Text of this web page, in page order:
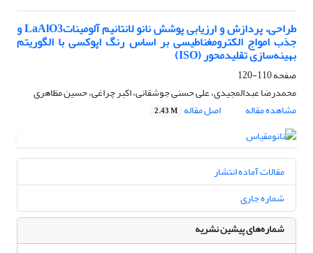
طراحی، پردازش و ارزیابی پوشش نانو لانتانیم آلومیناتLaAlO3 و
جذب امواج الکترومغناطیسی بر اساس رنگ اپوکسی با الگوریتم
بهینه‌سازی تقلیدمحور (ISO)
صفحه110-120
محمدرضا عبدالمجیدی، علی حسنی جوشقانی، اکبر چراغی، حسین مظاهری
مشاهده مقاله
اصل مقاله 2.43 M
مقالات آماده انتشار
شماره جاری
شماره‌های پیشین نشریه